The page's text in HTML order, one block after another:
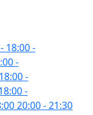
18:00-
-
-
-
20:00 - 21:30